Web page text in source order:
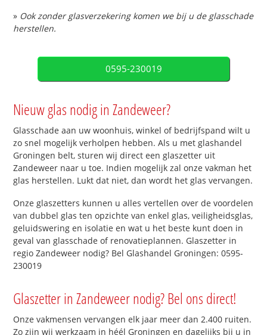
» Ook zonder glasverzekering komen we bij u de glasschade
herstellen.
0595-230019
Nieuw glas nodig in Zandeweer?
Glasschade aan uw woonhuis, winkel of bedrijfspand wilt u
zo snel mogelijk verholpen hebben. Als u met glashandel
Groningen belt, sturen wij direct een glaszetter uit
Zandeweer naar u toe. Indien mogelijk zal onze vakman het
glas herstellen. Lukt dat niet, dan wordt het glas vervangen.
Onze glaszetters kunnen u alles vertellen over de voordelen
van dubbel glas ten opzichte van enkel glas, veiligheidsglas,
geluidswering en isolatie en wat u het beste kunt doen in
geval van glasschade of renovatieplannen. Glaszetter in
regio Zandeweer nodig? Bel Glashandel Groningen: 0595-
230019
Glaszetter in Zandeweer nodig? Bel ons direct!
Onze vakmensen vervangen elk jaar meer dan 2.400 ruiten.
Zo zijn wij werkzaam in héél Groningen en dagelijks bij u in